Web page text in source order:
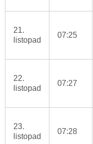
21.
listopad
07:25
22.
listopad
07:27
23.
listopad
07:28